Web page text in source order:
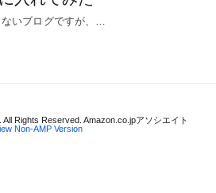
いブログですが、…
Rights Reserved. Amazon.co.jpアソシエイト
Non-AMP Version